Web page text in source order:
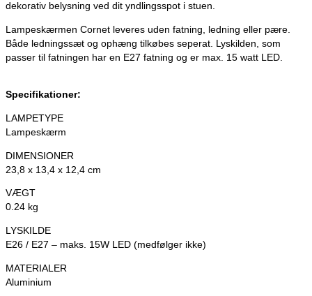
dekorativ belysning ved dit yndlingsspot i stuen.
Lampeskærmen Cornet leveres uden fatning, ledning eller pære.
Både ledningssæt og ophæng tilkøbes seperat. Lyskilden, som
passer til fatningen har en E27 fatning og er max. 15 watt LED.
Specifikationer:
LAMPETYPE
Lampeskærm
DIMENSIONER
23,8 x 13,4 x 12,4 cm
VÆGT
0.24 kg
LYSKILDE
E26 / E27 – maks. 15W LED (medfølger ikke)
MATERIALER
Aluminium